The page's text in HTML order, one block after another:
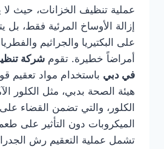
عملية تنظيف الخزانات، حيث لا
إزالة الأوساخ المرئية فقط، بل
على البكتيريا والجراثيم
أمراضاً خطيرة. تقوم شركة
في دبي باستخدام مواد تعقيم
هيئة الصحة بدبي، مثل الكلور
الميكروبات دون التأثير على
تشمل عملية التعقيم رش